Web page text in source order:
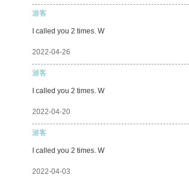
游客
I called you 2 times. W
2022-04-26
游客
I called you 2 times. W
2022-04-20
游客
I called you 2 times. W
2022-04-03